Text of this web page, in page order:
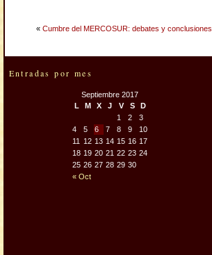
« Cumbre del MERCOSUR: debates y conclusiones
Entradas por mes
Septiembre 2017
L
M X J V S D
« Oct
1 2
3
4
5 6 7 8 9
10
11
12 13 14 15 16 17
18 19 20 21 22 23 24
25 26 27 28 29 30